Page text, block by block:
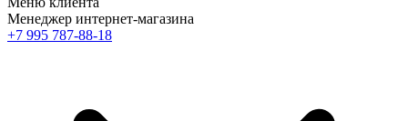
Менеджер интернет-магазина
+7 995 787-88-18